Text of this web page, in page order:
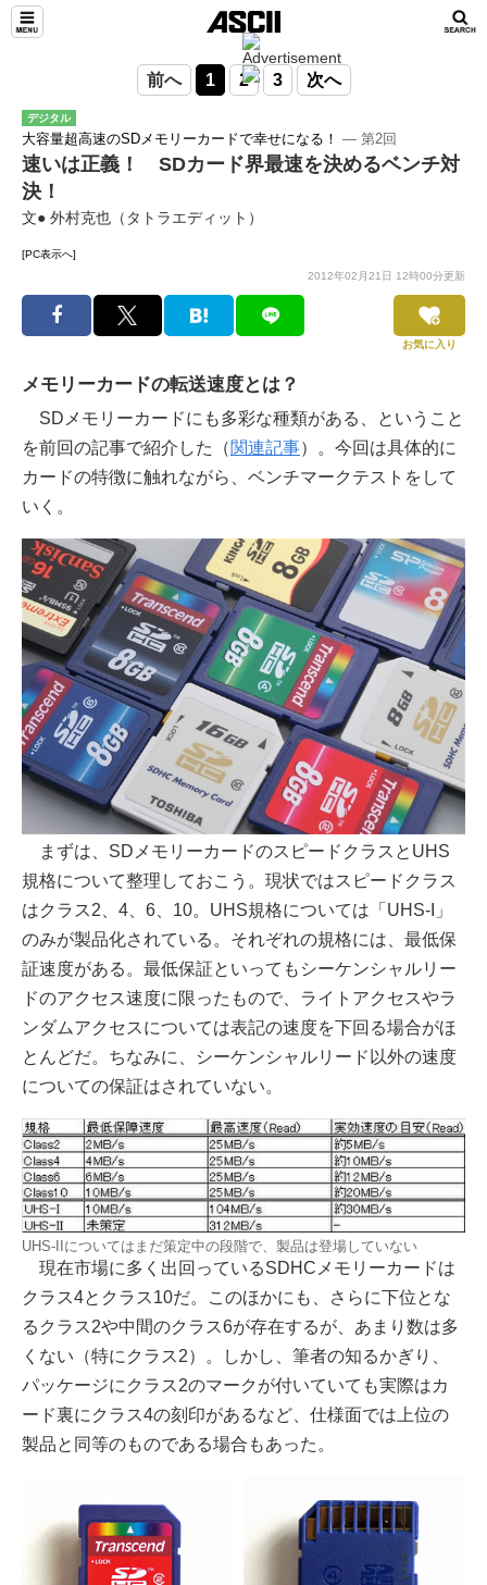
前へ 1 2 3 次へ
デジタル
大容量超高速のSDメモリーカードで幸せになる！ ― 第2回
速いは正義！ SDカード界最速を決めるベンチ対
決！
文● 外村克也（タトラエディット）
[PC表示へ]
2012年02月21日 12時00分更新
お気に入り
メモリーカードの転送速度とは？
SDメモリーカードにも多彩な種類がある、ということ
を前回の記事で紹介した（関連記事）。今回は具体的に
カードの特徴に触れながら、ベンチマークテストをして
いく。
まずは、SDメモリーカードのスピードクラスとUHS
規格について整理しておこう。現状ではスピードクラス
はクラス2、4、6、10。UHS規格については「UHS-I」
のみが製品化されている。それぞれの規格には、最低保
証速度がある。最低保証といってもシーケンシャルリー
ドのアクセス速度に限ったもので、ライトアクセスやラ
ンダムアクセスについては表記の速度を下回る場合がほ
とんどだ。ちなみに、シーケンシャルリード以外の速度
についての保証はされていない。
UHS-IIについてはまだ策定中の段階で、製品は登場していない
現在市場に多く出回っているSDHCメモリーカードは
クラス4とクラス10だ。このほかにも、さらに下位とな
るクラス2や中間のクラス6が存在するが、あまり数は多
くない（特にクラス2）。しかし、筆者の知るかぎり、
パッケージにクラス2のマークが付いていても実際はカ
ード裏にクラス4の刻印があるなど、仕様面では上位の
製品と同等のものである場合もあった。